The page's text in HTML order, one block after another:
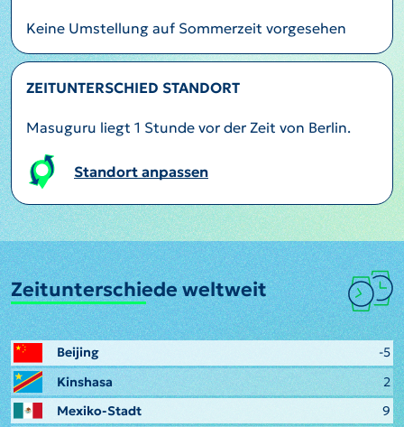
Keine Umstellung auf Sommerzeit vorgesehen
ZEITUNTERSCHIED STANDORT
Masuguru liegt 1 Stunde vor der Zeit von Berlin.
Standort anpassen
Zeitunterschiede weltweit
Beijing
-5
Kinshasa
2
Mexiko-Stadt
9